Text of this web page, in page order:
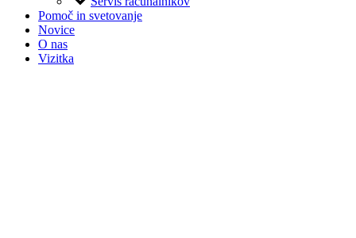
Pomoč in svetovanje
Novice
O nas
Vizitka